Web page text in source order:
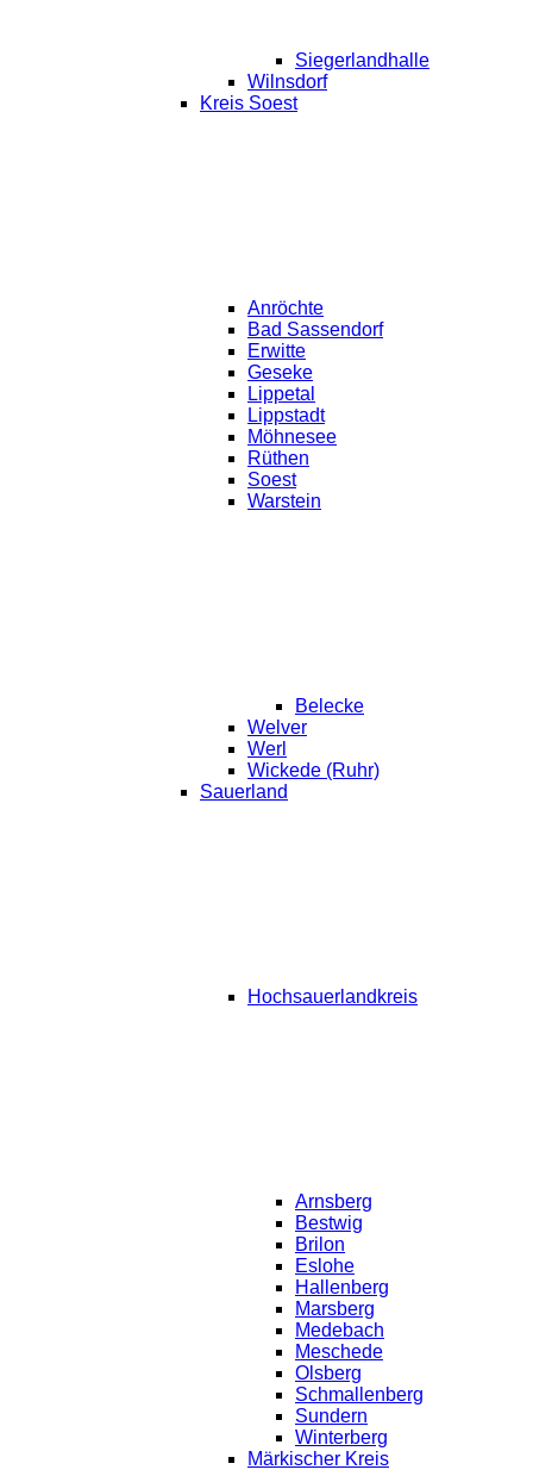
Siegerlandhalle
Wilnsdorf
Kreis Soest
Anröchte
Bad Sassendorf
Erwitte
Geseke
Lippetal
Lippstadt
Möhnesee
Rüthen
Soest
Warstein
Belecke
Welver
Werl
Wickede (Ruhr)
Sauerland
Hochsauerlandkreis
Arnsberg
Bestwig
Brilon
Eslohe
Hallenberg
Marsberg
Medebach
Meschede
Olsberg
Schmallenberg
Sundern
Winterberg
Märkischer Kreis